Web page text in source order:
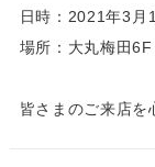
日時：2021年3月
場所：大丸梅田6F
皆さまのご来店を